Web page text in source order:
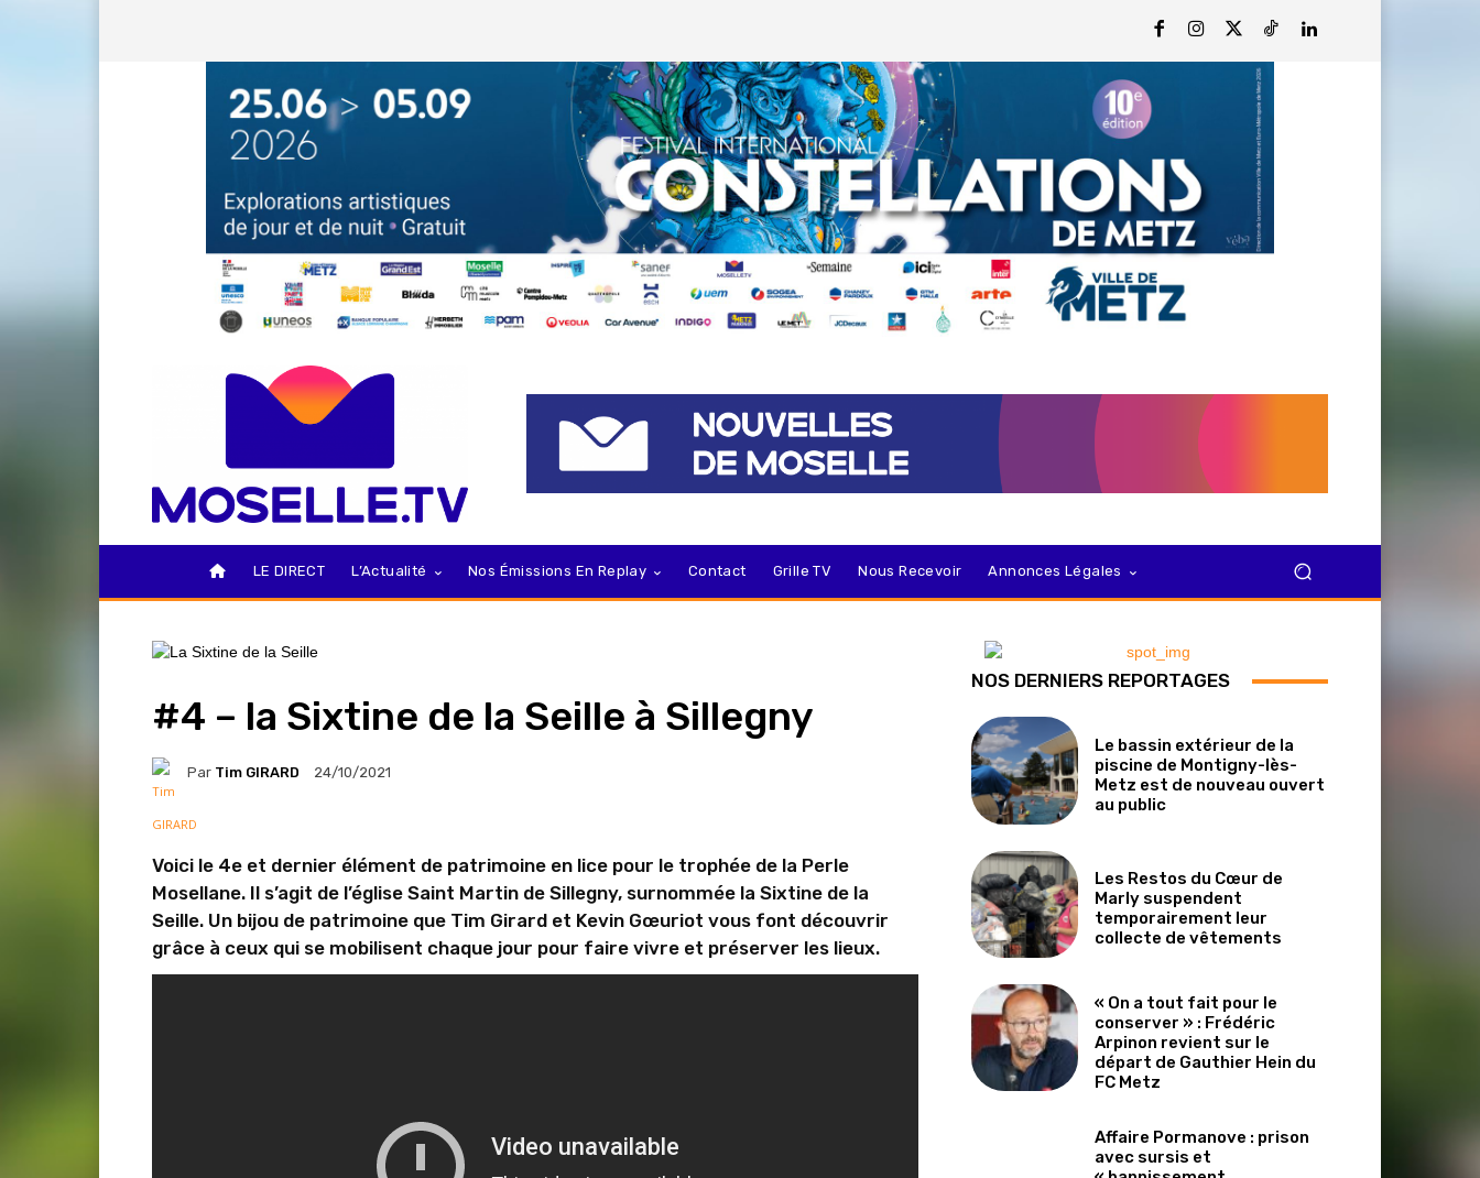
LE DIRECT L’Actualité Nos Émissions En Replay Contact Grille TV Nous Recevoir Annonces Légales
#4 – la Sixtine de la Seille à Sillegny
Par Tim GIRARD 24/10/2021
Voici le 4e et dernier élément de patrimoine en lice pour le trophée de la Perle
Mosellane. Il s’agit de l’église Saint Martin de Sillegny, surnommée la Sixtine de la
Seille. Un bijou de patrimoine que Tim Girard et Kevin Gœuriot vous font découvrir
grâce à ceux qui se mobilisent chaque jour pour faire vivre et préserver les lieux.
NOS DERNIERS REPORTAGES
Le bassin extérieur de la
piscine de Montigny-lès-
Metz est de nouveau ouvert
au public
Les Restos du Cœur de
Marly suspendent
temporairement leur
collecte de vêtements
« On a tout fait pour le
conserver » : Frédéric
Arpinon revient sur le
départ de Gauthier Hein du
FC Metz
Affaire Pormanove : prison
avec sursis et